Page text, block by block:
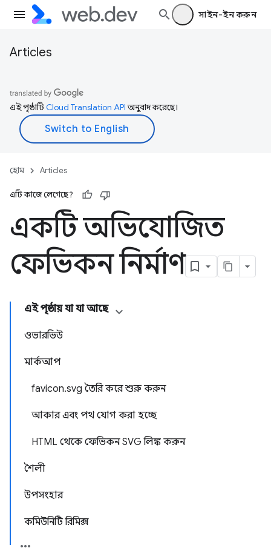
সাইন-ইন করুন
Articles
এই পৃষ্ঠাটিCloud Translation APIঅনুবাদ করেছে।
হোম Articles
এটি কাজে লেগেছে?
একটি অভিযোজিত
ফেভিকন নির্মাণ
এই পৃষ্ঠায় যা যা আছে
ওভারভিউ
মার্কআপ
favicon.svg তৈরি করে শুরু করুন
আকার এবং পথ যোগ করা হচ্ছে
HTML থেকে ফেভিকন SVG লিঙ্ক করুন
শৈলী
উপসংহার
কমিউনিটি রিমিক্স